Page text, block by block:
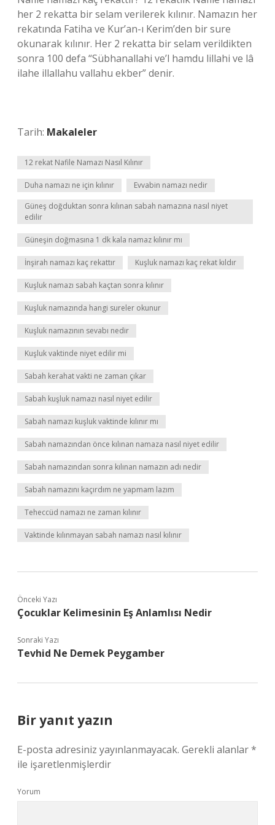
her 2 rekatta bir selam verilerek kılınır. Namazın her
rekatında Fatiha ve Kur’an-ı Kerim’den bir sure
okunarak kılınır. Her 2 rekatta bir selam verildikten
sonra 100 defa “Sübhanallahi ve’l hamdu lillahi ve lâ
ilahe illallahu vallahu ekber” denir.
Tarih: Makaleler
12 rekat Nafile Namazı Nasıl Kılınır
Duha namazı ne için kılınır
Evvabin namazı nedir
Güneş doğduktan sonra kılınan sabah namazına nasıl niyet
edilir
Güneşin doğmasına 1 dk kala namaz kılınır mı
İnşirah namazı kaç rekattır Kuşluk namazı kaç rekat kıldır
Kuşluk namazı sabah kaçtan sonra kılınır
Kuşluk namazında hangi sureler okunur
Kuşluk namazının sevabı nedir
Kuşluk vaktinde niyet edilir mi
Sabah kerahat vakti ne zaman çıkar
Sabah kuşluk namazı nasıl niyet edilir
Sabah namazı kuşluk vaktinde kılınır mı
Sabah namazından önce kılınan namaza nasıl niyet edilir
Sabah namazından sonra kılınan namazın adı nedir
Sabah namazını kaçırdım ne yapmam lazım
Teheccüd namazı ne zaman kılınır
Vaktinde kılınmayan sabah namazı nasıl kılınır
Önceki Yazı
Çocuklar Kelimesinin Eş Anlamlısı Nedir
Sonraki Yazı
Tevhid Ne Demek Peygamber
Bir yanıt yazın
E-posta adresiniz yayınlanmayacak. Gerekli alanlar*
ile işaretlenmişlerdir
Yorum